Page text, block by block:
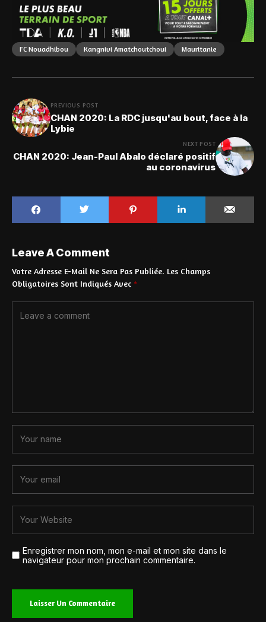
FC Nouadhibou Kangnivi Amatchoutchoui Mauritanie
PREVIOUS POST
CHAN 2020: La RDC jusqu'au bout, face à la
Lybie
NEXT POST
CHAN 2020: Jean-Paul Abalo déclaré positif
au coronavirus
Leave A Comment
Votre Adresse E-Mail Ne Sera Pas Publiée. Les Champs
Obligatoires Sont Indiqués Avec *
Enregistrer mon nom, mon e-mail et mon site dans le
navigateur pour mon prochain commentaire.